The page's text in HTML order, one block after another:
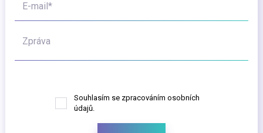
E-mail*
Zpráva
Souhlasím se zpracováním osobních
údajů.